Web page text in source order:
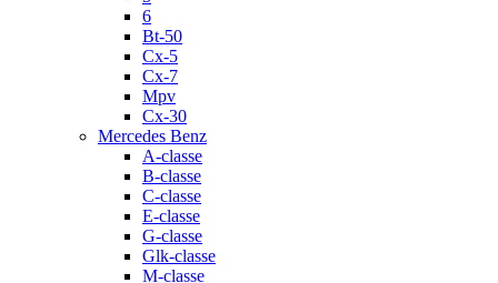
6
Bt-50
Cx-5
Cx-7
Mpv
Cx-30
Mercedes Benz
A-classe
B-classe
C-classe
E-classe
G-classe
Glk-classe
M-classe